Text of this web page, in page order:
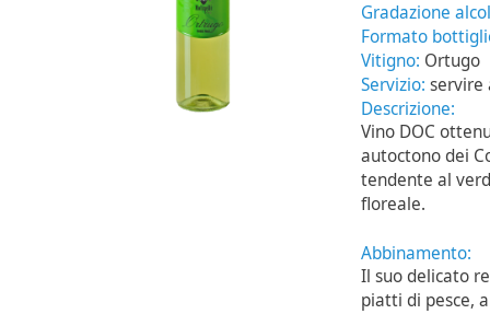
Gradazione
Formato
Vitigno: Ortugo
Servizio: servire
Descrizione:
Vino DOC
autoctono dei
tendente al
floreale.
Abbinamento:
Il suo delicato
piatti di pesce,